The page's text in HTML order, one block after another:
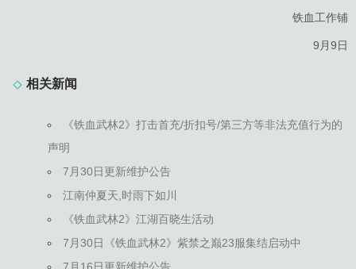
铁血工作铺
9月9日
相关新闻
《铁血武林2》打击首充/折扣号/第三方等非法充值行为的
声明
7月30日更新维护公告
江南仲夏天,时雨下如川
《铁血武林2》江湖百晓生活动
7月30日《铁血武林2》紫禁之巅23服集结启动中
7月16日更新维护公告